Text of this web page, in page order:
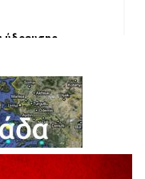
ύδρευσης
συναυλία
ταινία «Μικρές